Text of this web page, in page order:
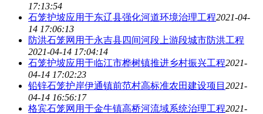
17:13:54
石笼护坡应用于东辽县强化河道环境治理工程2021-04-
14 17:06:13
防洪石笼网用于永吉县四间河段上游段城市防洪工程
2021-04-14 17:04:14
石笼护坡应用于临江市桦树镇推进乡村振兴工程2021-
04-14 17:02:23
铅锌石笼护岸伊通镇前范村高标准农田建设项目 2021-
04-14 16:56:17
格宾石笼网用于金牛镇高桥河流域系统治理工程2021-